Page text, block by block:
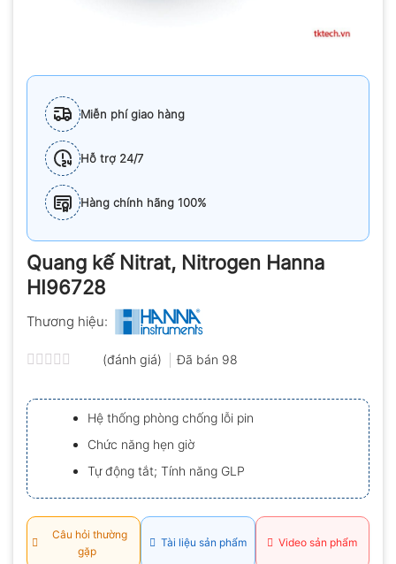
Miễn phí giao hàng
Hỗ trợ 24/7
Hàng chính hãng 100%
Quang kế Nitrat, Nitrogen Hanna
HI96728
Thương hiệu:
hạng
0.0
5
sao
(đánh giá) Đã bán 98
Hệ thống phòng chống lỗi pin
Chức năng hẹn giờ
Tự động tắt; Tính năng GLP
Câu hỏi thường
gặp
Tài liệu sản phẩm Video sản phẩm